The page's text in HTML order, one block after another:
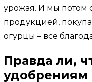
урожая. И мы потом
продукцией,
огурцы – все
Правда ли,
удобрениям